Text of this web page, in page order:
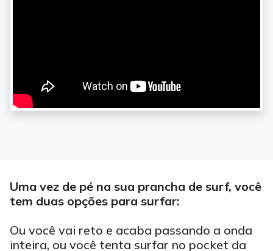
Uma vez de pé na sua prancha de surf, você
tem duas opções para surfar:
Ou você vai reto e acaba passando a onda
inteira, ou você tenta surfar no pocket da